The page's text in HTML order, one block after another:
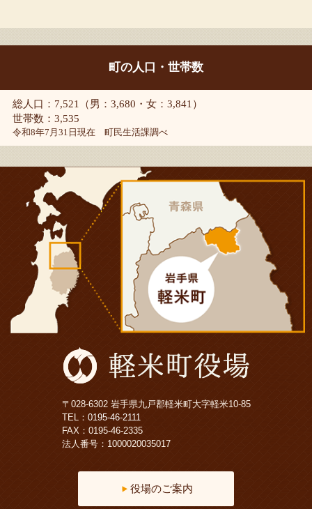
町の人口・世帯数
総人口：7,521（男：3,680・女：3,841）
世帯数：3,535
令和8年7月31日現在 町民生活課調べ
〒028-6302 岩手県九戸郡軽米町大字軽米10-85
TEL： 0195-46-2111
FAX：0195-46-2335
法人番号：1000020035017
役場のご案内